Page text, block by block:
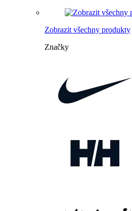
Zobrazit všechny produkty
Značky